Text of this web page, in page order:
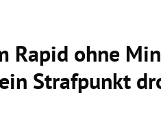
Rapid ohne
Strafpunkt